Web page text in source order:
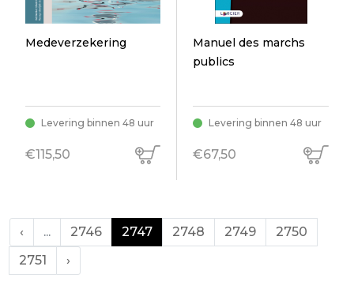
Medeverzekering
Levering binnen 48 uur
€115,50
Manuel des marchs
publics
Levering binnen 48 uur
€67,50
‹ ... 2746 2747 2748 2749
2750
2751
›